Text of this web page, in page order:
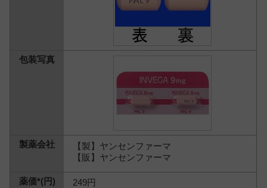
【製】ヤンセンファーマ
【販】ヤンセンファーマ
249円